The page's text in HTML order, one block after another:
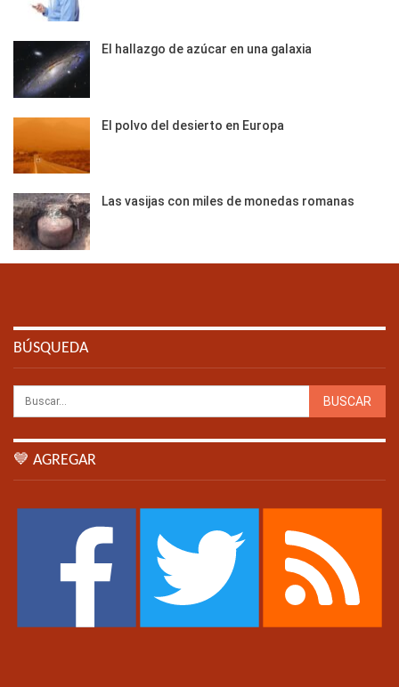
El hallazgo de azúcar en una galaxia
El polvo del desierto en Europa
Las vasijas con miles de monedas romanas
BÚSQUEDA
💙 AGREGAR